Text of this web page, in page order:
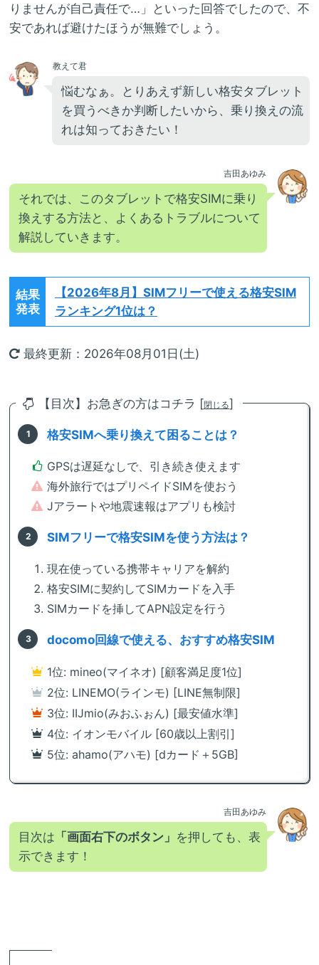
りませんが自己責任で…」といった回答でしたので、不
安であれば避けたほうが無難でしょう。
教えて君
悩むなぁ。とりあえず新しい格安タブレット
を買うべきか判断したいから、乗り換えの流
れは知っておきたい！
吉田あゆみ
それでは、このタブレットで格安SIMに乗り
換えする方法と、よくあるトラブルについて
解説していきます。
結果
発表
【2026年8月】 SIMフリーで使える格安SIM
ランキング1位は？
最終更新：2026年08月01日(土)
【目次】お急ぎの方はコチラ [閉じる]
格安SIMへ乗り換えて困ることは？
GPSは遅延なしで、引き続き使えます
海外旅行ではプリペイドSIMを使おう
Jアラートや地震速報はアプリも検討
SIMフリーで格安SIMを使う方法は？
現在使っている携帯キャリアを解約
格安SIMに契約してSIMカードを入手
SIMカードを挿してAPN設定を行う
docomo回線で使える、おすすめ格安SIM
1位: mineo(マイネオ) [顧客満足度1位]
2位: LINEMO(ラインモ) [LINE無制限]
3位: IIJmio(みおふぉん) [最安値水準]
4位: イオンモバイル [60歳以上割引]
5位: ahamo(アハモ) [dカード＋5GB]
吉田あゆみ
目次は 「画面右下のボタン」 を押しても、表
示できます！